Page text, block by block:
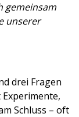
gemeinsam
unserer
drei Fragen
Schluss – oft